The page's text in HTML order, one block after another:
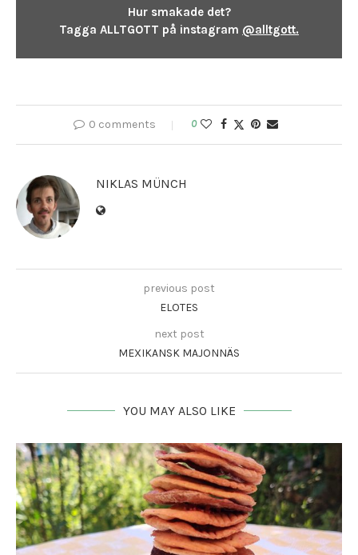
Hur smakade det?
Tagga ALLTGOTT på instagram @alltgott.
0 comments 0
NIKLAS MÜNCH
previous post
ELOTES
next post
MEXIKANSK MAJONNÄS
YOU MAY ALSO LIKE